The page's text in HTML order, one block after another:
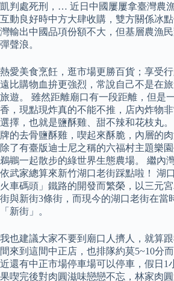
凱判處死刑，… 近日中國屢屢拿臺灣農
互動良好時中方大肆收購，雙方關係冰
灣輸出中國品項份額不大，但基層農漁
彈聲浪。
熱愛美食烹飪，逛市場更勝百貨；享受
遠比購物血拚更強烈，常說自己不是在
旅遊。 雖然距離廟口有一段距離，但是
香，現點現炸真的不能不推，店內炸物非
選擇，也就是鹽酥雞、甜不辣和花枝丸
牌的去骨鹽酥雞，喫起來酥脆，內層的
除了有臺版迪士尼之稱的六福村主題樂
鵜鶘一起散步的綠世界生態農場。 繼內
依武家總算來新竹湖口老街踩點啦！ 湖
火車碼頭」鐵路的開發而繁榮，以三元
街與新街3條街，而現今的湖口老街在當
「新街」。
我也建議大家不要到廟口人擠人，就算
間來到這間中正店，也排隊約莫5~10分
近還有中正市場停車場可以停車，假日1
果喫完後對肉圓滋味戀戀不忘，林家肉